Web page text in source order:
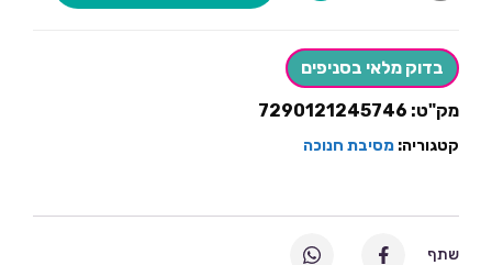
יחידות
בדוק מלאי בסניפים
מק"ט: 7290121245746
קטגוריה: מסיבת חנוכה
שתף